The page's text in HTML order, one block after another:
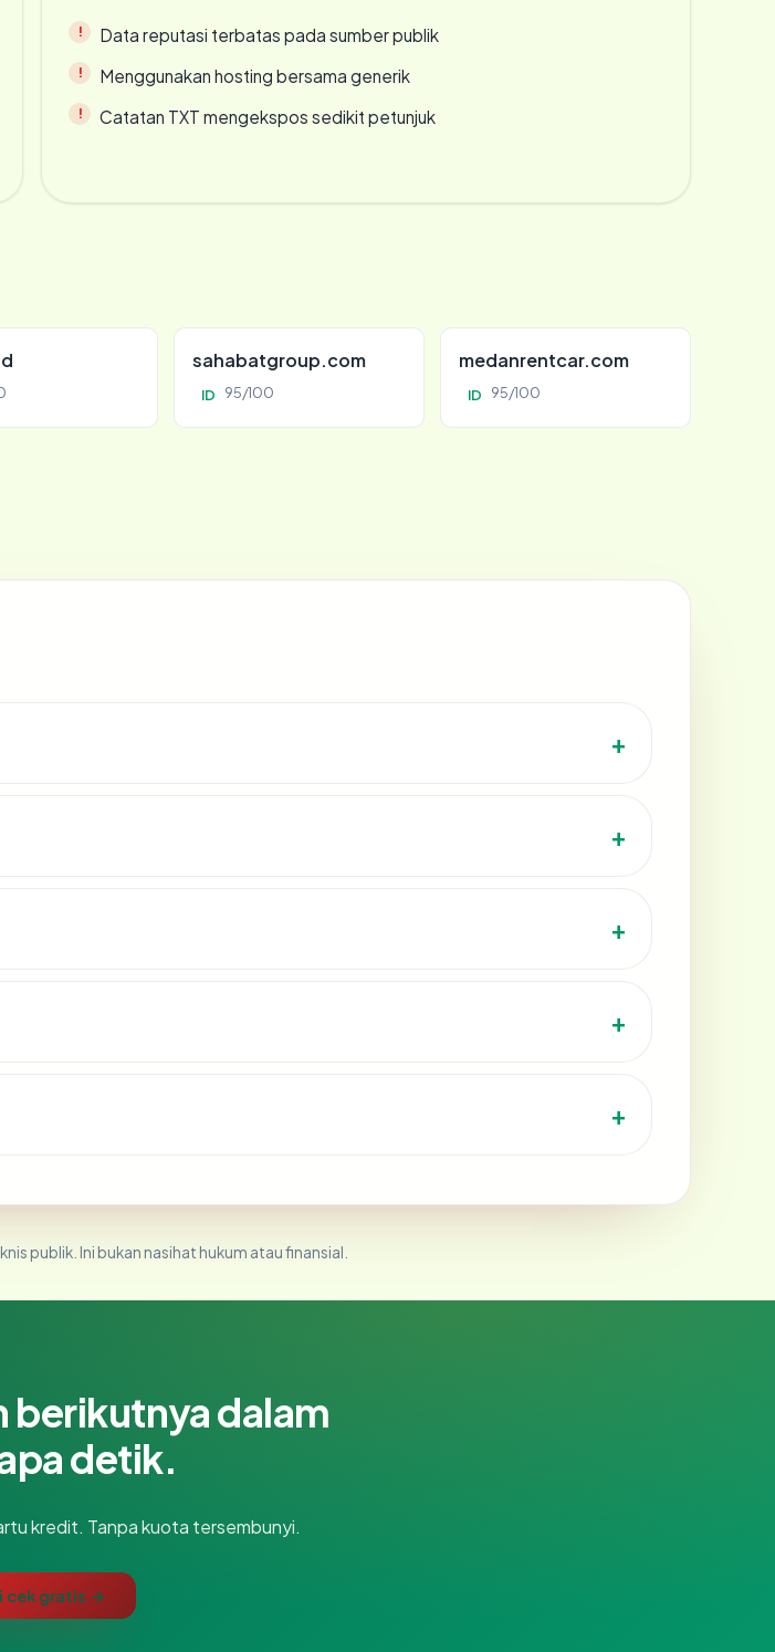
Data reputasi terbatas pada sumber publik
Menggunakan hosting bersama generik
Catatan TXT mengekspos sedikit petunjuk
sahabatgroup.com
ID 95/100
medanrentcar.com
ID 95/100
publik. Ini bukan nasihat hukum atau finansial.
berikutnya dalam
detik.
kredit. Tanpa kuota tersembunyi.
cek gratis →